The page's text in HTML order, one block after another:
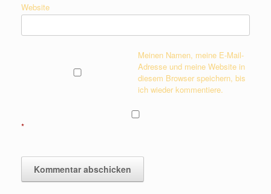
Website
Meinen Namen, meine E-Mail-
Adresse und meine Website in
diesem Browser speichern, bis
ich wieder kommentiere.
*